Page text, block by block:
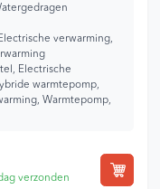
Electrische verwarming,
Electrische
warmtepomp,
Warmtepomp,
verzonden